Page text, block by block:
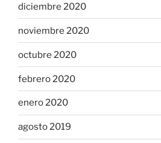
diciembre 2020
noviembre 2020
octubre 2020
febrero 2020
enero 2020
agosto 2019